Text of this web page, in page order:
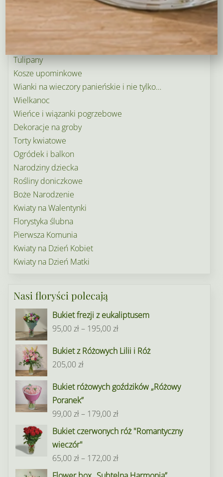
Flower boxy – kwiaty w pudełkach
Maskotki
Kosze kwiatowe
Tulipany
Kosze upominkowe
Wianki na wieczory panieńskie i nie tylko…
Wielkanoc
Wieńce i wiązanki pogrzebowe
Dekoracje na groby
Torty kwiatowe
Ogródek i balkon
Narodziny dziecka
Rośliny doniczkowe
Boże Narodzenie
Kwiaty na Walentynki
Florystyka ślubna
Pierwsza Komunia
Kwiaty na Dzień Kobiet
Kwiaty na Dzień Matki
Nasi floryści polecają
Bukiet frezji z eukaliptusem
95,00zł– 195,00złZakres
od
do
Bukiet z Różowych Lilii i Róż
205,00zł
Bukiet różowych goździków „Różowy
Poranek”
99,00zł– 179,00złZakres
cen:
Bukiet czerwonych róż "Romantyczny
wieczór"
65,00zł– 172,00złZakres
cen: